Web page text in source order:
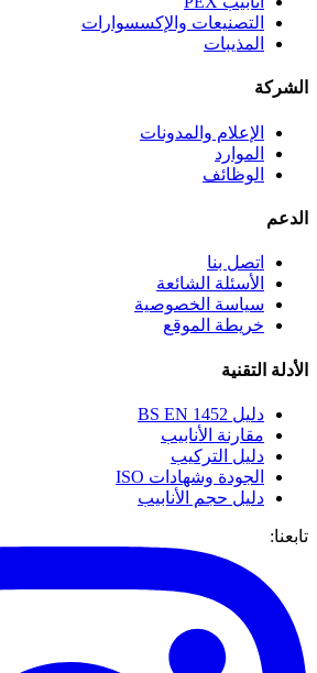
التصنيعات والإكسسوارات
المذيبات
الشركة
الإعلام والمدونات
الموارد
الوظائف
الدعم
اتصل بنا
الأسئلة الشائعة
سياسة الخصوصية
خريطة الموقع
الأدلة التقنية
دليل BS EN 1452
مقارنة الأنابيب
دليل التركيب
الجودة وشهادات ISO
دليل حجم الأنابيب
تابعنا: